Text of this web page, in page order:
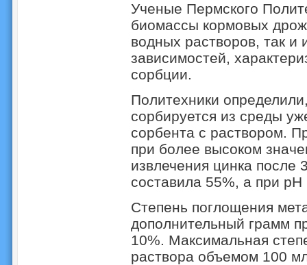
Ученые Пермского
биомассы кормовых
водных растворов, так и
зависимостей,
сорбции.
Политехники
сорбируется из среды
сорбента с раствором.
при более высоком
извлечения цинка после
составила 55%, а при
Степень поглощения
дополнительный грамм
10%. Максимальная
раствора объемом 100